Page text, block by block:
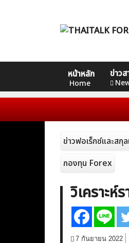
หน้าหลัก
Home
ข่าวส
VPS Register
คอร์ส
Basic
คอร์ส
ข่าวฟอเร็กซ์และสกุล
กองทุน Forex
วิเคราะห์
7 กันยายน 2022